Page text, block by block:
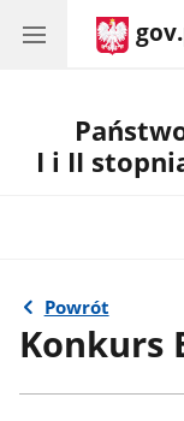
I i II
Powrót
Konkurs